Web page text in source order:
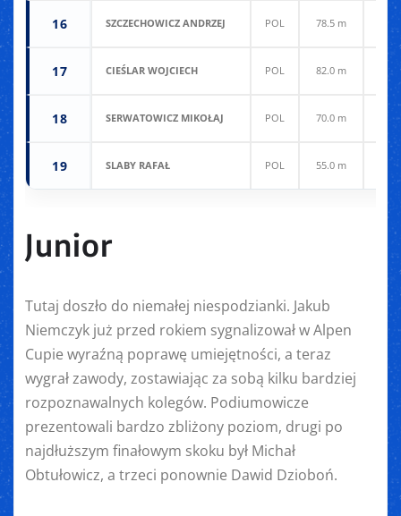
16 SZCZECHOWICZ ANDRZEJ POL 78.5 m
17 CIEŚLAR WOJCIECH POL 82.0 m
18 SERWATOWICZ MIKOŁAJ POL 70.0 m
19 SLABY RAFAŁ POL 55.0 m
Junior
Tutaj doszło do niemałej niespodzianki. Jakub
Niemczyk już przed rokiem sygnalizował w Alpen
Cupie wyraźną poprawę umiejętności, a teraz
wygrał zawody, zostawiając za sobą kilku bardziej
rozpoznawalnych kolegów. Podiumowicze
prezentowali bardzo zbliżony poziom, drugi po
najdłuższym finałowym skoku był Michał
Obtułowicz, a trzeci ponownie Dawid Dzioboń.